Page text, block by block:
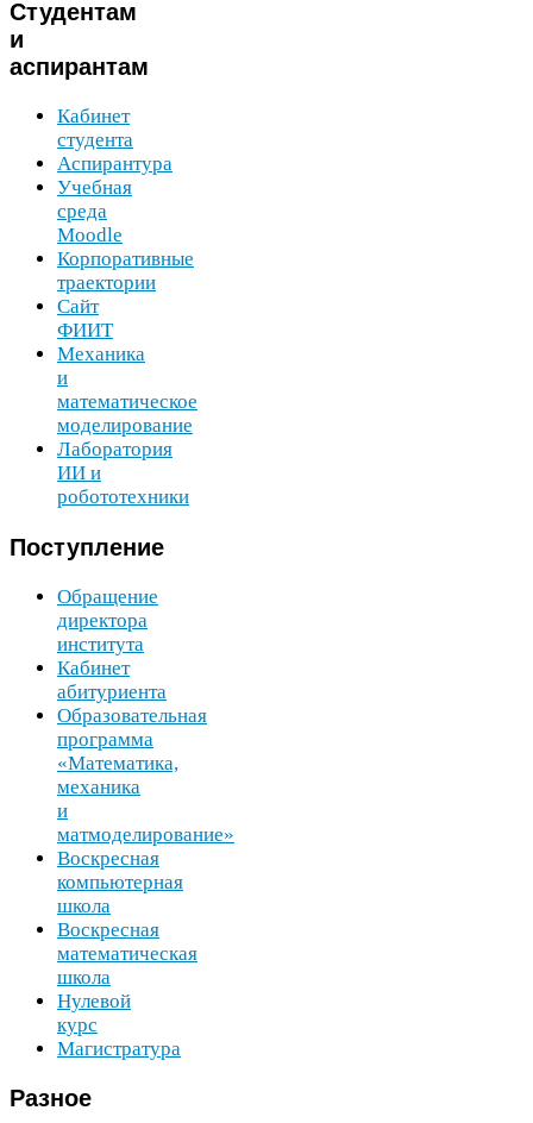
Студентам
и
аспирантам
Кабинет
студента
Аспирантура
Учебная
среда
Moodle
Корпоративные
траектории
Сайт
ФИИТ
Механика
и
математическое
моделирование
Лаборатория
ИИ и
робототехники
Поступление
Обращение
директора
института
Кабинет
абитуриента
Образовательная
программа
«Математика,
механика
и
матмоделирование»
Воскресная
компьютерная
школа
Воскресная
математическая
школа
Нулевой
курс
Магистратура
Разное